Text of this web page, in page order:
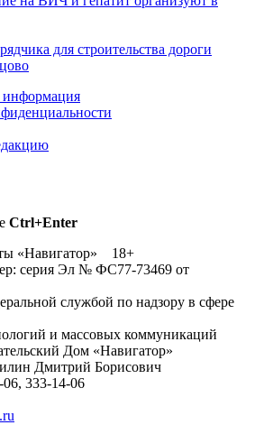
для строительства дороги
Ctrl+Enter
«Навигатор» 18+
серия Эл № ФС77-73469 от
службой по надзору в сфере
и массовых коммуникаций
Дом «Навигатор»
Дмитрий Борисович
333-14-06